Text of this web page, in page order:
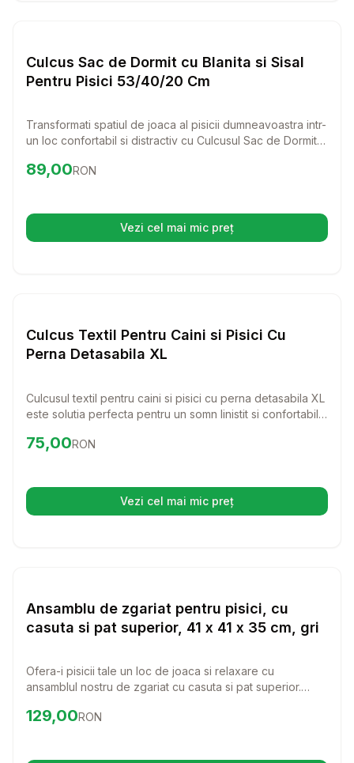
Paturi si Perne Pisici
Culcus Sac de Dormit cu Blanita si Sisal
Pentru Pisici 53/40/20 Cm
Transformati spatiul de joaca al pisicii dumneavoastra intr-
un loc confortabil si distractiv cu Culcusul Sac de Dormit
un refugiu cald, dar include si elemente din sisal pentru a
Preț:89.00
89,00RON
Vezi cel mai mic preț(se deschide într-o filă nouă)
Paturi si Perne Pisici
Culcus Textil Pentru Caini si Pisici Cu
Perna Detasabila XL
Culcusul textil pentru caini si pisici cu perna detasabila XL
este solutia perfecta pentru un somn linistit si confortabil
culcus se va integra perfect in orice incapere, oferind in
Preț:75.00
75,00RON
Vezi cel mai mic preț(se deschide într-o filă nouă)
Paturi si Perne Pisici
Ansamblu de zgariat pentru pisici, cu
casuta si pat superior, 41 x 41 x 35 cm, gri
Ofera-i pisicii tale un loc de joaca si relaxare cu
ansamblul nostru de zgariat cu casuta si pat superior.
intr-un design modern, perfect pentru orice casa.
Preț:129.00
129,00RON